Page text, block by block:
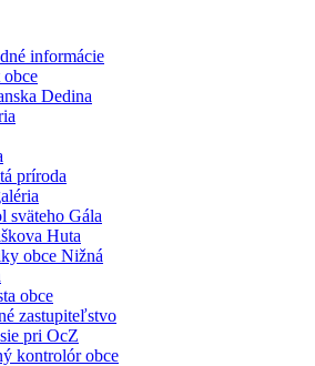
informácie
obce
Dedina
príroda
sväteho Gála
Huta
obce Nižná
obce
zastupiteľstvo
pri OcZ
kontrolór obce